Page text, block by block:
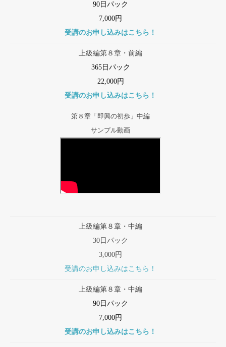
90日パック
7,000円
受講のお申し込みはこちら！
上級編第８章・前編
365日パック
22,000円
受講のお申し込みはこちら！
第８章「即興の初歩」中編
サンプル動画
上級編第８章・中編
30日パック
3,000円
受講のお申し込みはこちら！
上級編第８章・中編
90日パック
7,000円
受講のお申し込みはこちら！